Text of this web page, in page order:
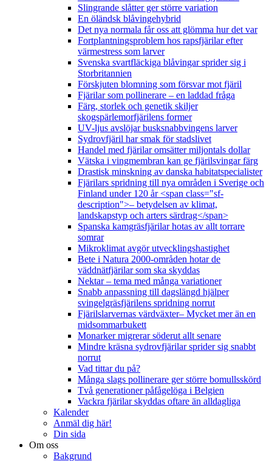
Slingrande slåtter ger större variation
En öländsk blåvingehybrid
Det nya normala får oss att glömma hur det var
Fortplantningsproblem hos rapsfjärilar efter
värmestress som larver
Svenska svartfläckiga blåvingar sprider sig i
Storbritannien
Förskjuten blomning som försvar mot fjäril
Fjärilar som pollinerare – en laddad fråga
Färg, storlek och genetik skiljer
skogspärlemorfjärilens former
UV-ljus avslöjar busksnabbvingens larver
Sydrovfjäril har smak för stadslivet
Handel med fjärilar omsätter miljontals dollar
Vätska i vingmembran kan ge fjärilsvingar färg
Drastisk minskning av danska habitatspecialister
Fjärilars spridning till nya områden i Sverige och
Finland under 120 år <span class="sf-
description">– betydelsen av klimat,
landskapstyp och arters särdrag</span>
Spanska kamgräsfjärilar hotas av allt torrare
somrar
Mikroklimat avgör utvecklingshastighet
Bete i Natura 2000-områden hotar de
väddnätfjärilar som ska skyddas
Nektar – tema med många variationer
Snabb anpassning till dagslängd hjälper
svingelgräsfjärilens spridning norrut
Fjärilslarvernas värdväxter– Mycket mer än en
midsommarbukett
Monarker migrerar söderut allt senare
Mindre kräsna sydrovfjärilar sprider sig snabbt
norrut
Vad tittar du på?
Många slags pollinerare ger större bomullsskörd
Två generationer påfågelöga i Belgien
Vackra fjärilar skyddas oftare än alldagliga
Kalender
Anmäl dig här!
Din sida
Om oss
Bakgrund